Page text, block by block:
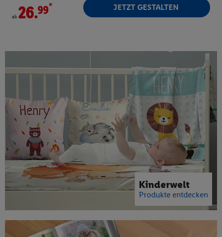
ab 26. * JETZT GESTALTEN
Kinderwelt
Produkte entdecken